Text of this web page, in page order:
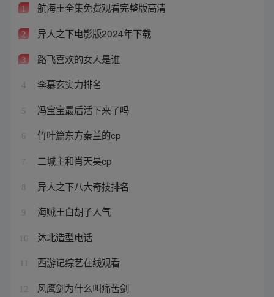
1 航海王全集免费观看完整版高清
2 异人之下电影版2024年下载
3 路飞喜欢的女人是谁
4 李慕玄实力排名
5 冯宝宝最后活下来了吗
6 竹叶篇东方秦兰的cp
7 二城主和肖天昊cp
8 异人之下八大奇技排名
9 海贼王白胡子人气
10 沐北造型电话
西游记综艺在线观看
12 风鹰剑为什么叫痛苦剑